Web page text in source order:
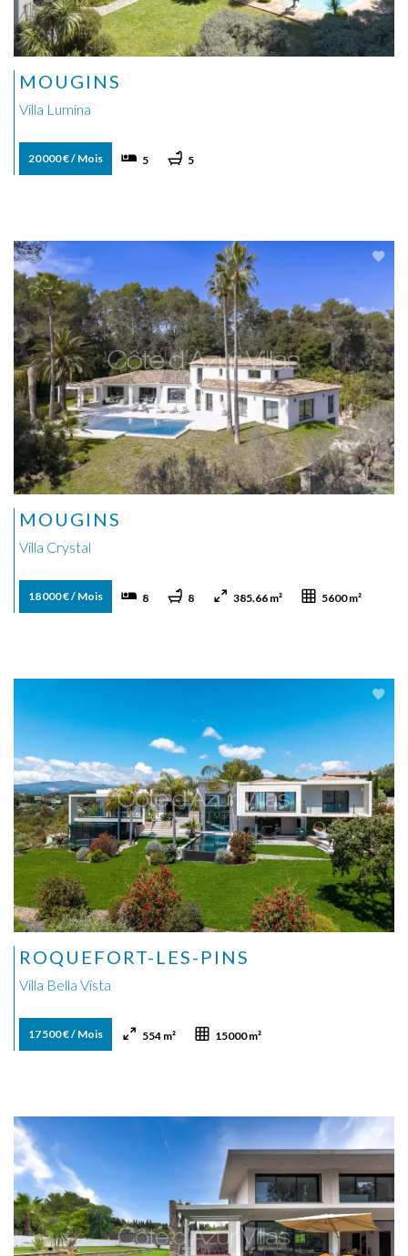
MOUGINS
Villa Lumina
20 000 € / Mois 5 5
MOUGINS
Villa Crystal
18 000 € / Mois 8 8 385.66 m² 5600 m²
ROQUEFORT-LES-PINS
Villa Bella Vista
17 500 € / Mois 554 m² 15000 m²